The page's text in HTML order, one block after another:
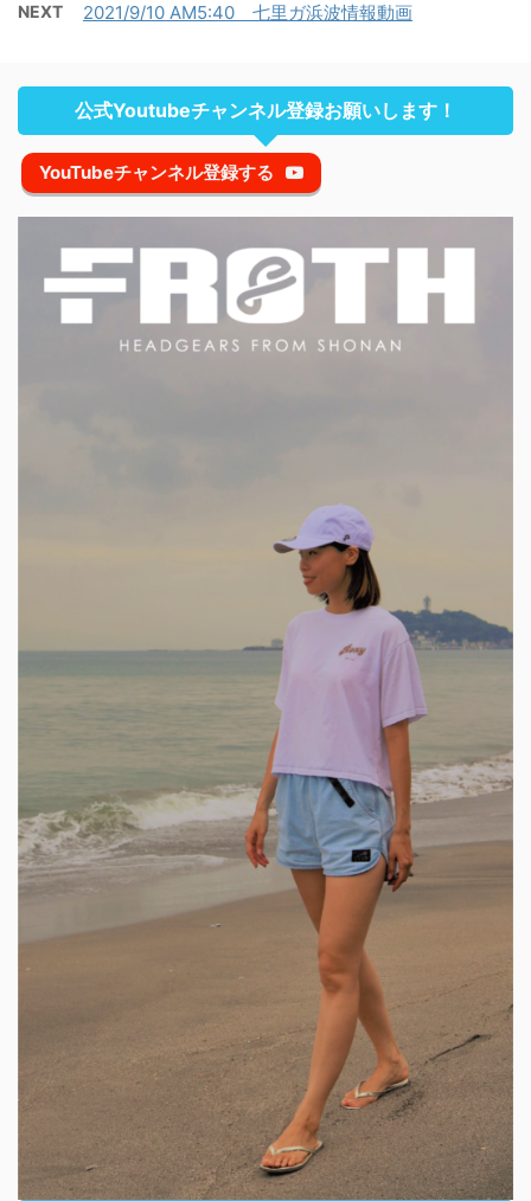
NEXT 2021/9/10 AM5:40 七里ガ浜波情報動画
公式Youtubeチャンネル登録お願いします！
YouTubeチャンネル登録する